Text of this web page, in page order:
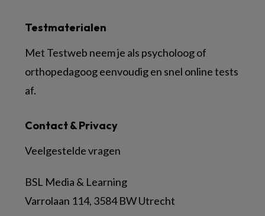
Contact & Privacy
Veelgestelde vragen
BSL Media & Learning
Varrolaan 114, 3584 BW Utrecht
Testmaterialen
Met Testweb neem je als psycholoog of
orthopedagoog eenvoudig en snel online tests
af.